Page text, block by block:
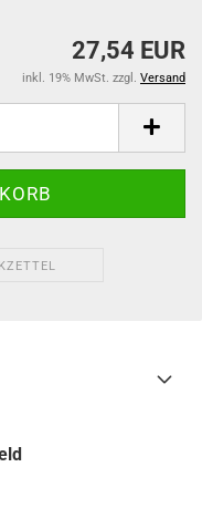
27,54 EUR
inkl. 19% MwSt. zzgl. Versand